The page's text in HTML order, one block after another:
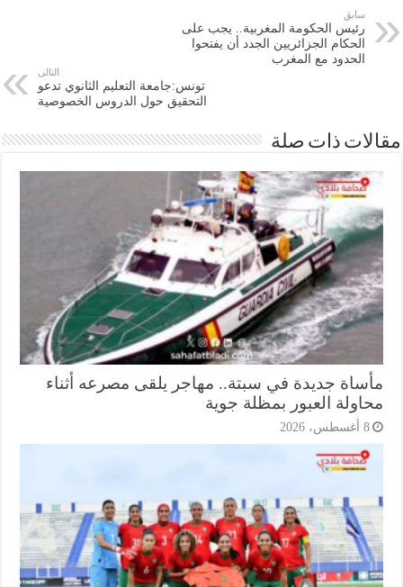
رئيس الحكومة المغربية.. يجب على
الحكام الجزائريين الجدد أن يفتحوا
الحدود مع المغرب
تونس:جامعة التعليم الثانوي تدعو
التحقيق حول الدروس الخصوصية
ذات صلة
جديدة في سبتة.. مهاجر يلقى مصرعه أثناء
العبور بمظلة جوية